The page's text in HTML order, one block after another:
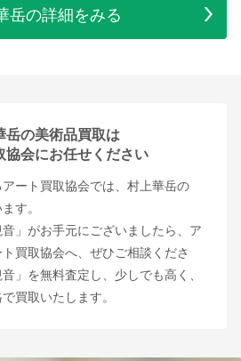
岳の詳細をみる
岳の美術品買取は
協会にお任せください
ート買取協会では、村上華岳の
す。
」がお手元にございましたら、ア
買取協会へ、ぜひご相談くださ
」を無料査定し、少しでも高く、
買取いたします。